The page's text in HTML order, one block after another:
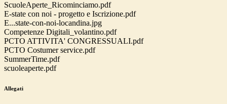
ScuoleAperte_Ricominciamo.pdf
E-state con noi - progetto e Iscrizione.pdf
E...state-con-noi-locandina.jpg
Competenze Digitali_volantino.pdf
PCTO ATTIVITA' CONGRESSUALI.pdf
PCTO Costumer service.pdf
SummerTime.pdf
scuoleaperte.pdf
Allegati